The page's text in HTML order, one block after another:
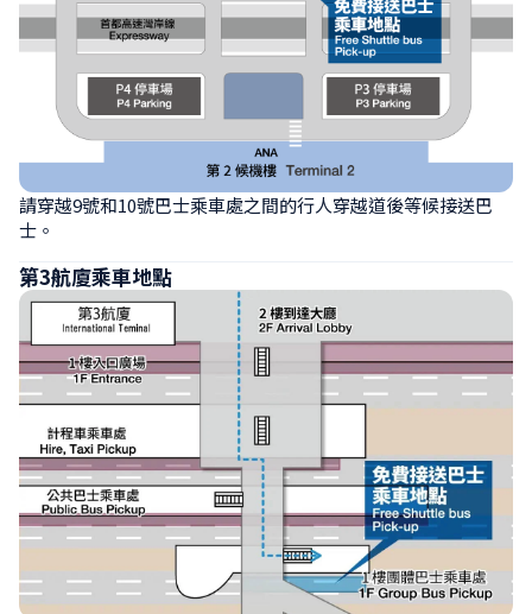
請穿越9號和10號巴士乘車處之間的行人穿越道後等候接送巴
士。
第3航廈乘車地點